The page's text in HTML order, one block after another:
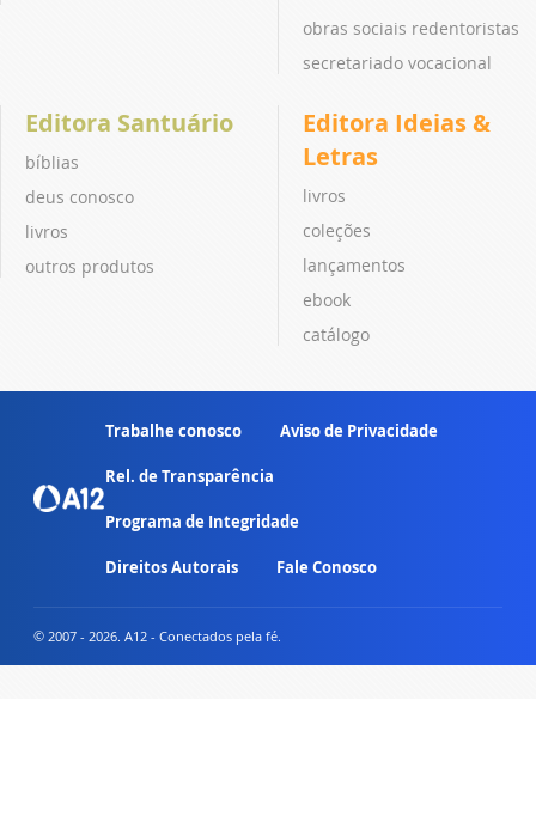
obras sociais redentoristas
secretariado vocacional
Editora Santuário
bíblias
deus conosco
livros
outros produtos
Editora Ideias &
Letras
livros
coleções
lançamentos
ebook
catálogo
Trabalhe conosco Aviso de Privacidade
Rel. de Transparência
Programa de Integridade
Direitos Autorais Fale Conosco
© 2007 - 2026. A12 - Conectados pela fé.